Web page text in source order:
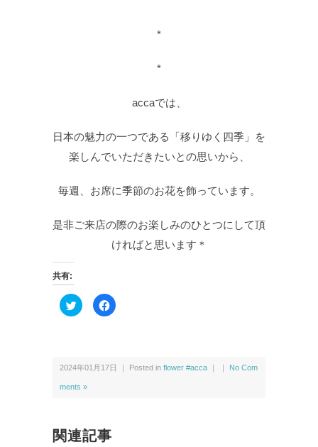
*
*
accaでは、
日本の魅力の一つである「移りゆく四季」を
楽しんでいただきたいとの思いから、
毎週、お席に季節のお花を飾っています。
是非ご来店の際のお楽しみのひとつにして頂
ければと思います＊
共有:
ク
リ
w
i
t
有
(新
F
a
k
で
ク
リ
2024年01月17日 ｜ Posted in flower #acca ｜ ｜ No Com
ments »
関連記事